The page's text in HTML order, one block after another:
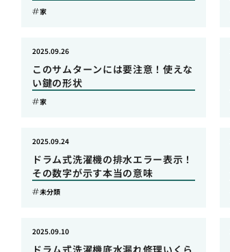
家
このサムターンには要注意！使えな
い鍵の形状
2025.09.26
家
ドラム式洗濯機の排水エラー表示！
その数字が示す本当の意味
2025.09.24
未分類
ドラム式洗濯機底水漏れ修理いくら
2025.09.10